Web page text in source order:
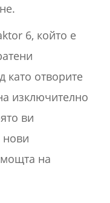
6, който е
като отворите
изключително
ви
нови
на